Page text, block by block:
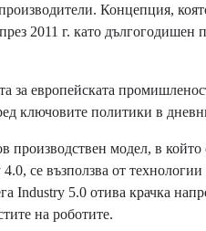
Концепция,
2011 г. като дългогодишен
за европейската
ключовите политики в
производствен модел, в
се възползва от
Industry 5.0 отива крачка
на роботите.